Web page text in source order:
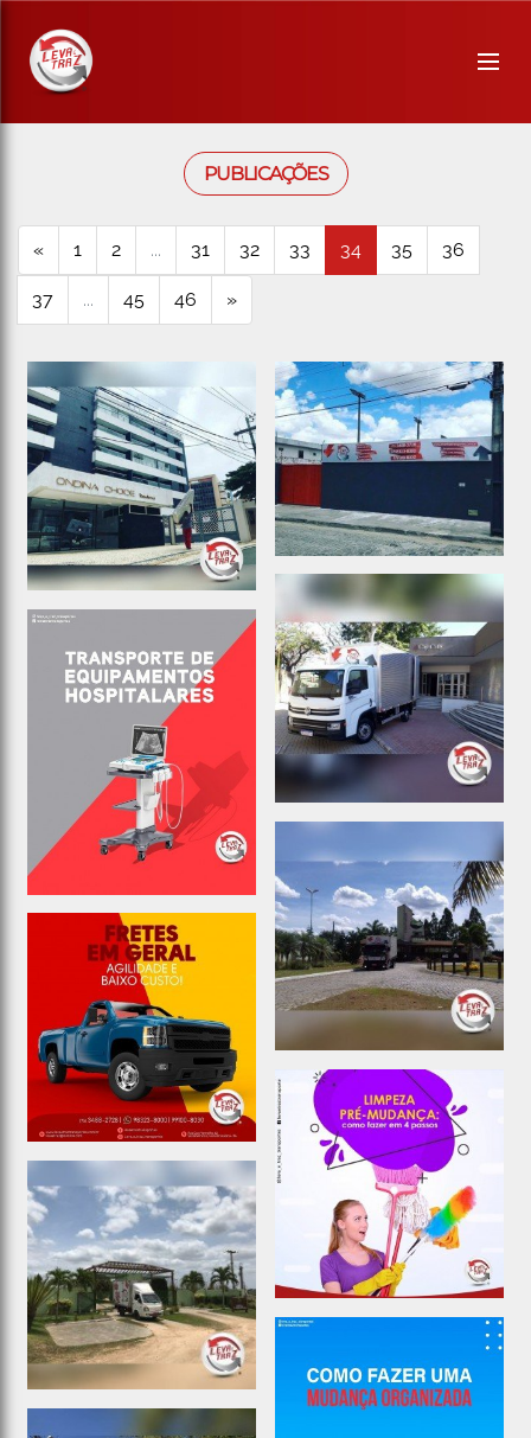
PUBLICAÇÕES
« 1 2 ... 31 32 33 34 35 36
37 ... 45 46 »